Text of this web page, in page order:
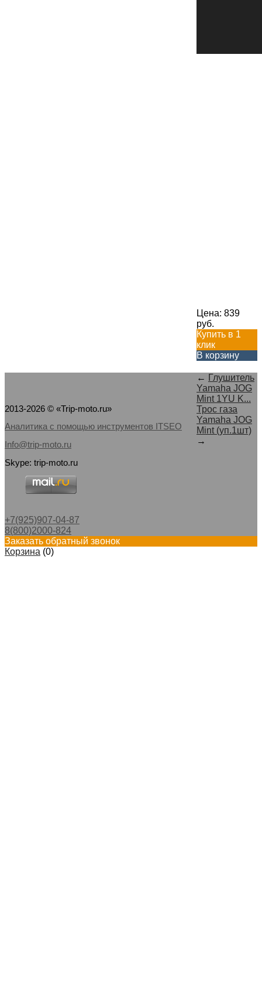
Цена: 839
руб.
Купить в 1
клик
В корзину
← Глушитель
Yamaha JOG
Mint 1YU K...
Трос газа
Yamaha JOG
Mint (уп.1шт)
→
2013-2026 © «Trip-moto.ru»
Аналитика с помощью инструментов ITSEO
Info@trip-moto.ru
Skype: trip-moto.ru
+7(925)907-04-87
8(800)2000-824
Заказать обратный звонок
Корзина (0)